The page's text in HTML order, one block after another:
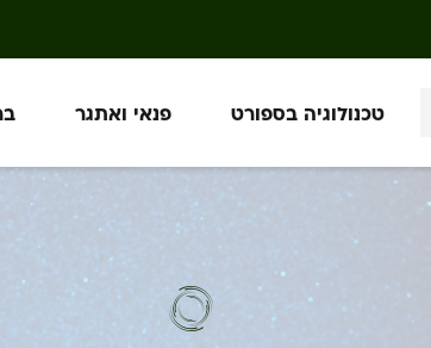
טכנולוגיה בספורט פנאי ואתגר